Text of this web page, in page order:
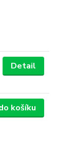
Detail
košíku